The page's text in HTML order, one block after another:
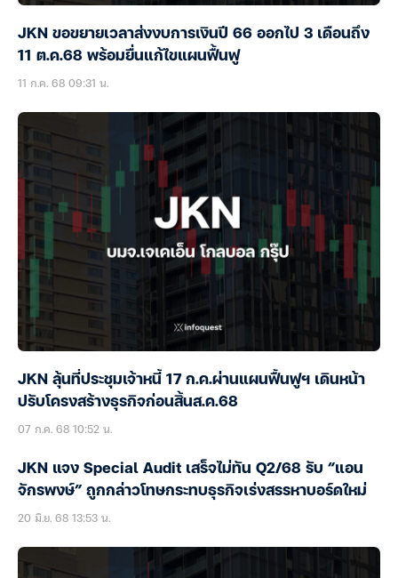
JKN ขอขยายเวลาส่งงบการเงินปี 66 ออกไป 3 เดือนถึง
11 ต.ค.68 พร้อมยื่นแก้ไขแผนฟื้นฟู
11 ก.ค. 68 09:31 น.
JKN ลุ้นที่ประชุมเจ้าหนี้ 17 ก.ค.ผ่านแผนฟื้นฟูฯ เดินหน้า
ปรับโครงสร้างธุรกิจก่อนสิ้นส.ค.68
07 ก.ค. 68 10:52 น.
JKN แจง Special Audit เสร็จไม่ทัน Q2/68 รับ “แอน
จักรพงษ์” ถูกกล่าวโทษกระทบธุรกิจเร่งสรรหาบอร์ดใหม่
20 มิ.ย. 68 13:53 น.